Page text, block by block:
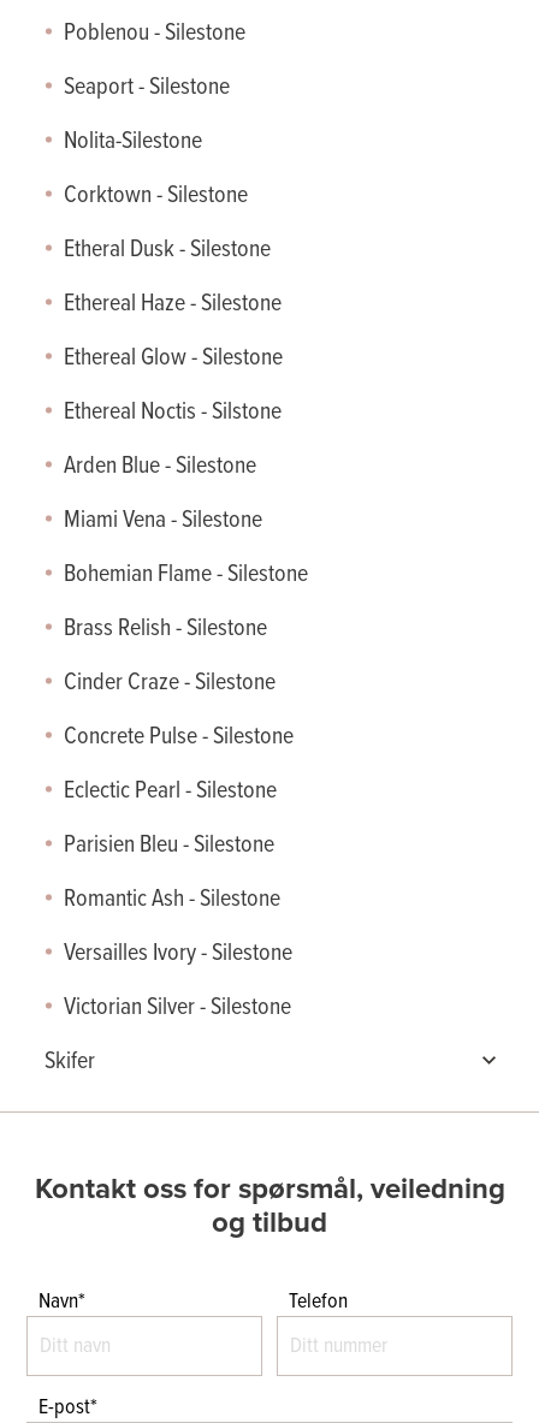
Eternal Serana - Silestone
Albarium - Dekton
Somnia - Dekton
Domoos - Dekton
Poblenou - Silestone
Seaport - Silestone
Nolita-Silestone
Corktown - Silestone
Etheral Dusk - Silestone
Ethereal Haze - Silestone
Ethereal Glow - Silestone
Ethereal Noctis - Silstone
Arden Blue - Silestone
Miami Vena - Silestone
Bohemian Flame - Silestone
Brass Relish - Silestone
Cinder Craze - Silestone
Concrete Pulse - Silestone
Eclectic Pearl - Silestone
Parisien Bleu - Silestone
Romantic Ash - Silestone
Versailles Ivory - Silestone
Victorian Silver - Silestone
Skifer
Lys Oppdal Naturplan
Lys Oppdal polert
Otta natur sort
Otta Rust natur
Kontakt oss for spørsmål, veiledning
og tilbud
Navn* Telefon
E-post*